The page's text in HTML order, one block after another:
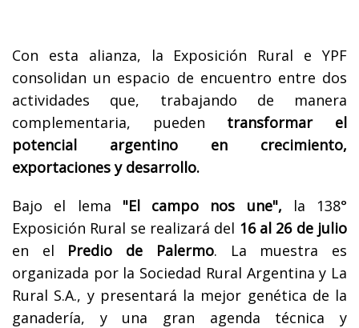
Con esta alianza, la Exposición Rural e YPF
consolidan un espacio de encuentro entre dos
actividades que, trabajando de manera
complementaria, pueden transformar el
potencial argentino en crecimiento,
exportaciones y desarrollo.
Bajo el lema "El campo nos une", la 138°
Exposición Rural se realizará del 16 al 26 de julio
en el Predio de Palermo. La muestra es
organizada por la Sociedad Rural Argentina y La
Rural S.A., y presentará la mejor genética de la
ganadería, y una gran agenda técnica y